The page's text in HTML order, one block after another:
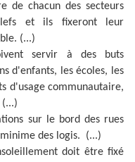
de chacun des secteurs
et ils fixeront leur
(...)
servir à des buts
d'enfants, les écoles, les
d'usage communautaire,
(...)
sur le bord des rues
des logis. (...)
doit être fixé